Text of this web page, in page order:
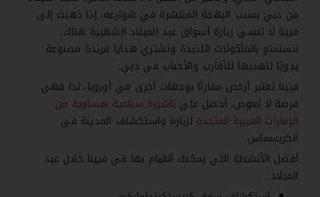
من دبي بسبب البهجة المنتشرة في شوارعه. إذا ذهبت إلى
فيينا لا تنسى زيارة أسواق عيد الميلاد الشهيرة هناك،
لتستمتع بالمأكولات اللذيذة وتشتري هدايا فريدة مصنوعة
يدويًا لتهديها للأقارب والأحباب في دبي.
فيينا تعتبر أرخص مقارنًا بوجهات أخرى في أوروبا، لذا فهي
فرصة لا تعوض، أحصل على تأشيرة سياحية نمساوية من
الإمارات العربية المتحدة لزيارة واستكشاف المدينة في
الكريسماس.
أفضل الأنشطة التي يمكنك القيام بها في فيينا خلال عيد
الميلاد: